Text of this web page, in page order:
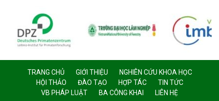
TRANG CHỦ GIỚI THIỆU
NGHIÊN CỨU KHOA HỌC
HỘI THẢO
ĐÀO TẠO HỢP TÁC
TIN TỨC
VB PHÁP LUẬT
BA CÔNG KHAI LIÊN HỆ